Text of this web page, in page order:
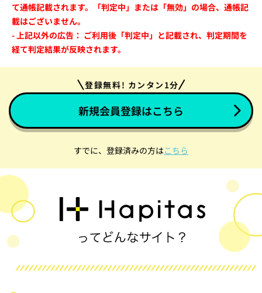
て通帳記載されます。「判定中」または「無効」の場合、通帳記
載はございません。
- 上記以外の広告： ご利用後「判定中」と記載され、判定期間を
経て判定結果が反映されます。
登録無料! カンタン1分
新規会員登録はこちら
すでに、登録済みの方はこちら